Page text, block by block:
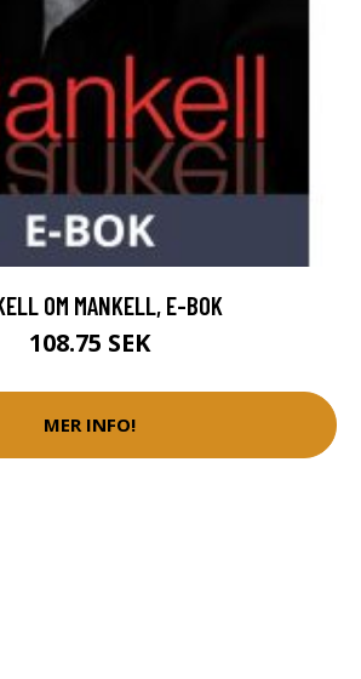
OM MANKELL, E-BOK
108.75 SEK
MER INFO!